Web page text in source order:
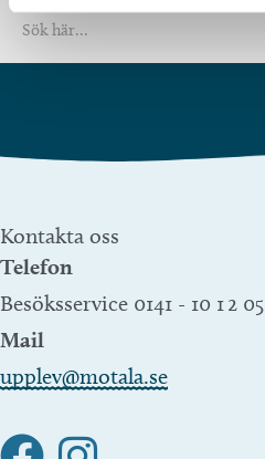
Kontakta oss
Telefon
Besöksservice 0141 - 10 1 2 05
Mail
upplev@motala.se